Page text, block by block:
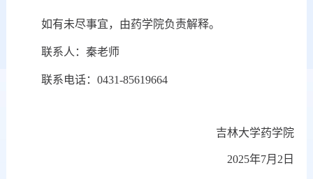
如有未尽事宜，由药学院负责解释。
联系人：秦老师
联系电话：0431-85619664
吉林大学药学院
2025年7月2日